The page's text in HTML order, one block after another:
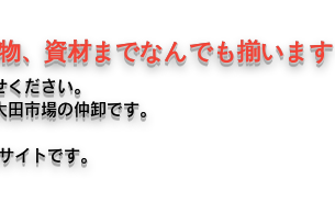
、資材までなんでも揃います
ださい。
市場の仲卸です。
イトです。